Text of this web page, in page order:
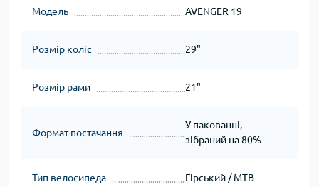
Модель AVENGER 19
Розмір коліс 29"
Розмір рами 21"
Формат постачання
У пакованні,
зібраний на 80%
Тип велосипеда Гірський / MTB